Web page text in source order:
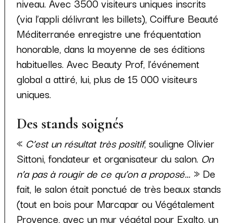
niveau. Avec 3500 visiteurs uniques inscrits
(via l’appli délivrant les billets), Coiffure Beauté
Méditerranée enregistre une fréquentation
honorable, dans la moyenne de ses éditions
habituelles. Avec Beauty Prof, l’événement
global a attiré, lui, plus de 15 000 visiteurs
uniques.
Des stands soignés
« C’est un résultat très positif, souligne Olivier
Sittoni, fondateur et organisateur du salon. On
n’a pas à rougir de ce qu’on a proposé… » De
fait, le salon était ponctué de très beaux stands
(tout en bois pour Marcapar ou Végétalement
Provence, avec un mur végétal pour Exalto, un